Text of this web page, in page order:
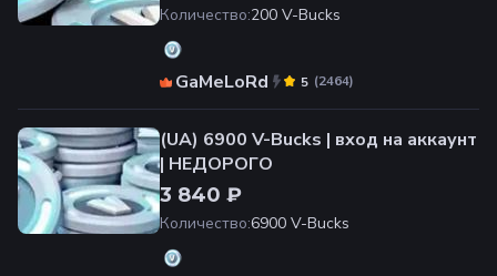
Количество:200 V-Bucks
GaMeLoRd (2464)
5
(UA) 6900 V-Bucks | вход на аккаунт
| НЕДОРОГО
3 840 ₽
Количество:6900 V-Bucks